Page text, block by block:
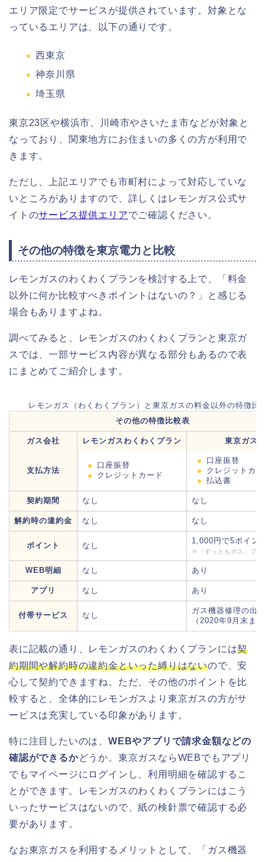
エリア限定でサービスが提供されています。対象とな
っているエリアは、以下の通りです。
西東京
神奈川県
埼玉県
東京23区や横浜市、川崎市やさいたま市などが対象と
なっており、関東地方にお住まいの多くの方が利用で
きます。
ただし、上記エリアでも市町村によって対応していな
いところがありますので、詳しくはレモンガス公式サ
イトのサービス提供エリアでご確認ください。
その他の特徴を東京電力と比較
レモンガスのわくわくプランを検討する上で、「料金
以外に何か比較すべきポイントはないの？」と感じる
場合もありますよね。
調べてみると、レモンガスのわくわくプランと東京ガ
スでは、一部サービス内容が異なる部分もあるので表
にまとめてご紹介します。
レモンガス（わくわくプラン）と東京ガスの料金以外の特徴比
その他の特徴比較表
ガス会社 レモンガスわくわくプラン 東京ガス
支払方法
口座振替
クレジットカード
口座振替
クレジットカ
払込書
契約期間 なし なし
解約時の違約金 なし なし
ポイント なし
1,000円で5ポイン
※「ずっともガス」プラ
WEB明細 なし あり
アプリ なし あり
付帯サービス なし
ガス機器修理の出
（2020年9月末ま
表に記載の通り、レモンガスのわくわくプランには契
約期間や解約時の違約金といった縛りはないので、安
心して契約できますね。ただ、その他のポイントを比
較すると、全体的にレモンガスより東京ガスの方がサ
ービスは充実している印象があります。
特に注目したいのは、 WEBやアプリで請求金額などの
確認ができるかどうか。東京ガスならWEBでもアプリ
でもマイページにログインし、利用明細を確認するこ
とができます。レモンガスのわくわくプランにはこう
いったサービスはないので、紙の検針票で確認する必
要があります。
なお東京ガスを利用するメリットとして、「ガス機器